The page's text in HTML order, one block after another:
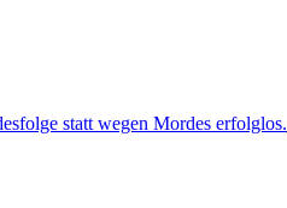
statt wegen Mordes erfolglos.